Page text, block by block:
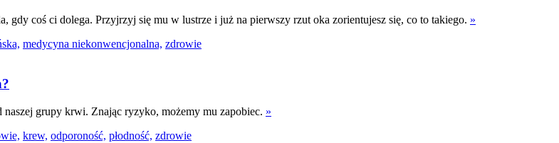
coś ci dolega. Przyjrzyj się mu w lustrze i już na pierwszy rzut oka zorientujesz się, co to takiego. »
medycyna niekonwencjonalna, zdrowie
grupy krwi. Znając ryzyko, możemy mu zapobiec. »
krew, odporoność, płodność, zdrowie